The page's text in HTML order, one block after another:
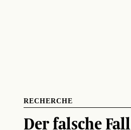
RECHERCHE
Der falsche Fall